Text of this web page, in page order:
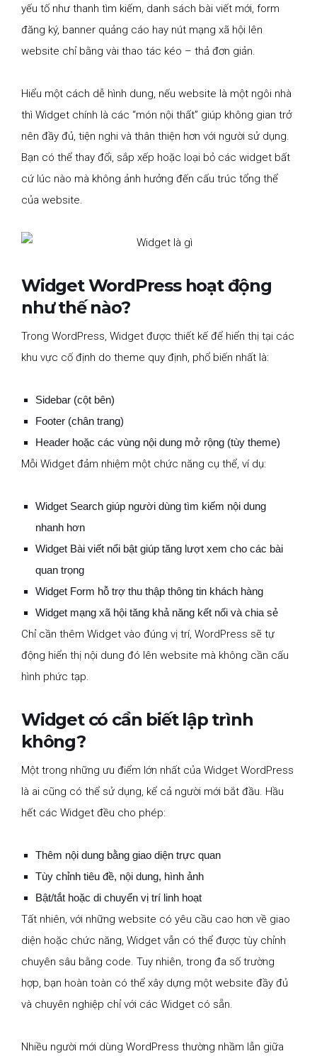
yếu tố như thanh tìm kiếm, danh sách bài viết mới, form
đăng ký, banner quảng cáo hay nút mạng xã hội lên
website chỉ bằng vài thao tác kéo – thả đơn giản.
Hiểu một cách dễ hình dung, nếu website là một ngôi nhà
thì Widget chính là các “món nội thất” giúp không gian trở
nên đầy đủ, tiện nghi và thân thiện hơn với người sử dụng.
Bạn có thể thay đổi, sắp xếp hoặc loại bỏ các widget bất
cứ lúc nào mà không ảnh hưởng đến cấu trúc tổng thể
của website.
Widget WordPress hoạt động
như thế nào?
Trong WordPress, Widget được thiết kế để hiển thị tại các
khu vực cố định do theme quy định, phổ biến nhất là:
Sidebar (cột bên)
Footer (chân trang)
Header hoặc các vùng nội dung mở rộng (tùy theme)
Mỗi Widget đảm nhiệm một chức năng cụ thể, ví dụ:
Widget Search giúp người dùng tìm kiếm nội dung
nhanh hơn
Widget Bài viết nổi bật giúp tăng lượt xem cho các bài
quan trọng
Widget Form hỗ trợ thu thập thông tin khách hàng
Widget mạng xã hội tăng khả năng kết nối và chia sẻ
Chỉ cần thêm Widget vào đúng vị trí, WordPress sẽ tự
động hiển thị nội dung đó lên website mà không cần cấu
hình phức tạp.
Widget có cần biết lập trình
không?
Một trong những ưu điểm lớn nhất của Widget WordPress
là ai cũng có thể sử dụng, kể cả người mới bắt đầu. Hầu
hết các Widget đều cho phép:
Thêm nội dung bằng giao diện trực quan
Tùy chỉnh tiêu đề, nội dung, hình ảnh
Bật/tắt hoặc di chuyển vị trí linh hoạt
Tất nhiên, với những website có yêu cầu cao hơn về giao
diện hoặc chức năng, Widget vẫn có thể được tùy chỉnh
chuyên sâu bằng code. Tuy nhiên, trong đa số trường
hợp, bạn hoàn toàn có thể xây dựng một website đầy đủ
và chuyên nghiệp chỉ với các Widget có sẵn.
Nhiều người mới dùng WordPress thường nhầm lẫn giữa